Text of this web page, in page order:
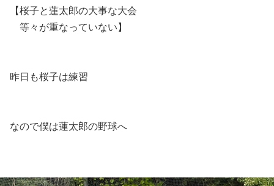
【桜子と蓮太郎の大事な大会
等々が重なっていない】
昨日も桜子は練習
なので僕は蓮太郎の野球へ